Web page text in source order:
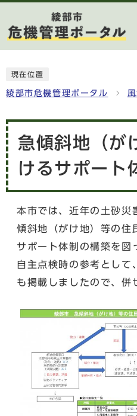
現在位置
綾部市危機管理ポータル
急傾斜地（が
けるサポート
本市では、近年の土砂災
傾斜地（がけ地）等の住
サポート体制の構築を図
自主点検時の参考として
も掲載しましたので、併